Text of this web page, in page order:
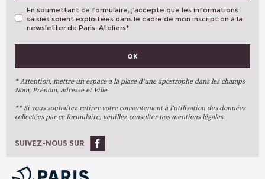
VOS PRÉFÉRENCES
Arts Plastiques
Arts Du Texte
Arts Numériques
Ateliers À L'année
En soumettant ce formulaire, j’accepte que les informations
saisies soient exploitées dans le cadre de mon inscription à la
newsletter de Paris-Ateliers*
OK
* Attention, mettre un espace à la place d’une apostrophe dans les champs
Nom, Prénom, adresse et Ville
** Si vous souhaitez retirer votre consentement à l’utilisation des données
collectées par ce formulaire, veuillez consulter nos mentions légales
SUIVEZ-NOUS SUR